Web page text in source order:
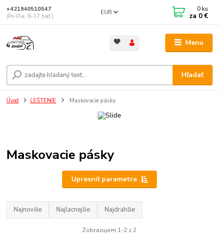
Menu
EUR
Hľadať
+421940510547
(Po-Pia, 8-17 hod.)
0 ks
za 0 €
Úvod LEŠTENIE Maskovacie pásky
Maskovacie pásky
Upresniť parametre
Najnovšie Najlacnejšie Najdrahšie
Zobrazujem 1-2 z 2